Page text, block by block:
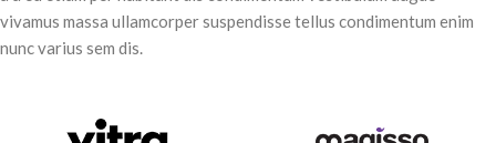
vivamus massa ullamcorper suspendisse tellus condimentum enim
nunc varius sem dis.